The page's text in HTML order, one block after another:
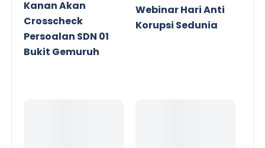
Kanan Akan
Crosscheck
Persoalan SDN 01
Bukit Gemuruh
Webinar Hari Anti
Korupsi Sedunia